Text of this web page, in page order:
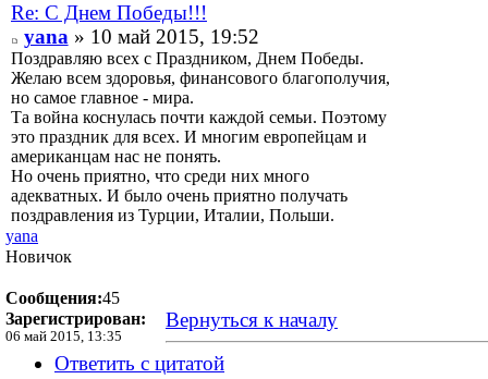
Re: С Днем Победы!!!
yana» 10 май 2015, 19:52
Поздравляю всех с Праздником, Днем Победы.
Желаю всем здоровья, финансового благополучия,
но самое главное - мира.
Та война коснулась почти каждой семьи. Поэтому
это праздник для всех. И многим европейцам и
американцам нас не понять.
Но очень приятно, что среди них много
адекватных. И было очень приятно получать
поздравления из Турции, Италии, Польши.
yana
Новичок
Сообщения:45
Зарегистрирован:
06 май 2015, 13:35
Вернуться к началу
Ответить с цитатой